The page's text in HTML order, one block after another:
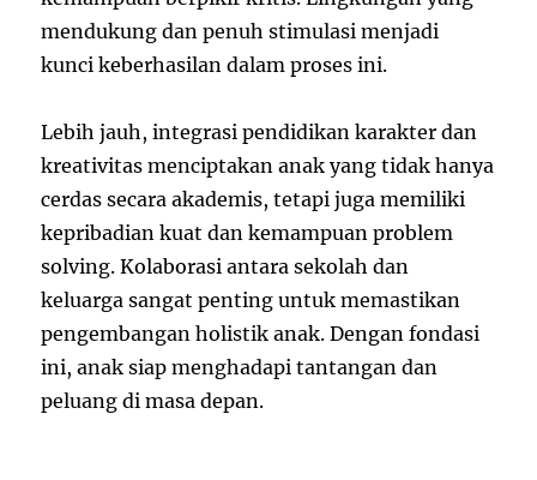
mendukung dan penuh stimulasi menjadi
kunci keberhasilan dalam proses ini.
Lebih jauh, integrasi pendidikan karakter dan
kreativitas menciptakan anak yang tidak hanya
cerdas secara akademis, tetapi juga memiliki
kepribadian kuat dan kemampuan problem
solving. Kolaborasi antara sekolah dan
keluarga sangat penting untuk memastikan
pengembangan holistik anak. Dengan fondasi
ini, anak siap menghadapi tantangan dan
peluang di masa depan.